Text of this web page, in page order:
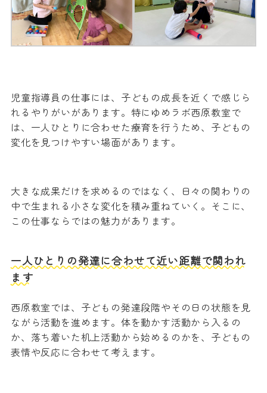
児童指導員の仕事には、子どもの成長を近くで感じら
れるやりがいがあります。特にゆめラボ西原教室で
は、一人ひとりに合わせた療育を行うため、子どもの
変化を見つけやすい場面があります。
大きな成果だけを求めるのではなく、日々の関わりの
中で生まれる小さな変化を積み重ねていく。そこに、
この仕事ならではの魅力があります。
一人ひとりの発達に合わせて近い距離で関われ
ます
西原教室では、子どもの発達段階やその日の状態を見
ながら活動を進めます。体を動かす活動から入るの
か、落ち着いた机上活動から始めるのかを、子どもの
表情や反応に合わせて考えます。